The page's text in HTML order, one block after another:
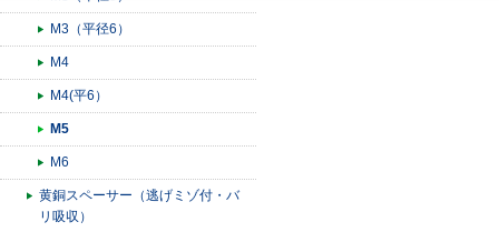
M3（平径6）
M4
M4(平6）
M5
M6
黄銅スペーサー（逃げミゾ付・バ
リ吸収）